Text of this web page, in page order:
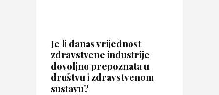
Je li danas vrijednost
zdravstvene industrije
dovoljno prepoznata u
društvu i zdravstvenom
sustavu?